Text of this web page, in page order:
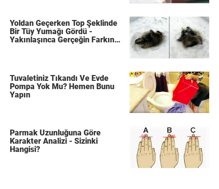
Yoldan Geçerken Top Şeklinde
Bir Tüy Yumağı Gördü -
Yakınlaşınca Gerçeğin Farkına
Tuvaletiniz Tıkandı Ve Evde
Pompa Yok Mu? Hemen Bunu
Yapın
Parmak Uzunluğuna Göre
Karakter Analizi - Sizinki
Hangisi?